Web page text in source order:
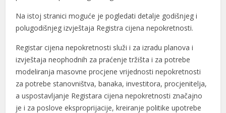
Na istoj stranici moguće je pogledati detalje godišnjeg i
polugodišnjeg izvještaja Registra cijena nepokretnosti.
Registar cijena nepokretnosti služi i za izradu planova i
izvještaja neophodnih za praćenje tržišta i za potrebe
modeliranja masovne procjene vrijednosti nepokretnosti
za potrebe stanovništva, banaka, investitora, procjenitelja,
a uspostavljanje Registara cijena nepokretnosti značajno
je i za poslove eksproprijacije, kreiranje politike upotrebe